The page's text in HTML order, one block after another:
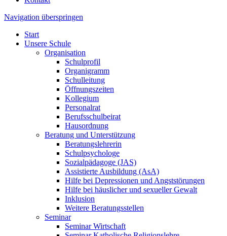
Navigation überspringen
Start
Unsere Schule
Organisation
Schulprofil
Organigramm
Schulleitung
Öffnungszeiten
Kollegium
Personalrat
Berufsschulbeirat
Hausordnung
Beratung und Unterstützung
Beratungslehrerin
Schulpsychologe
Sozialpädagoge (JAS)
Assistierte Ausbildung (AsA)
Hilfe bei Depressionen und Angststörungen
Hilfe bei häuslicher und sexueller Gewalt
Inklusion
Weitere Beratungsstellen
Seminar
Seminar Wirtschaft